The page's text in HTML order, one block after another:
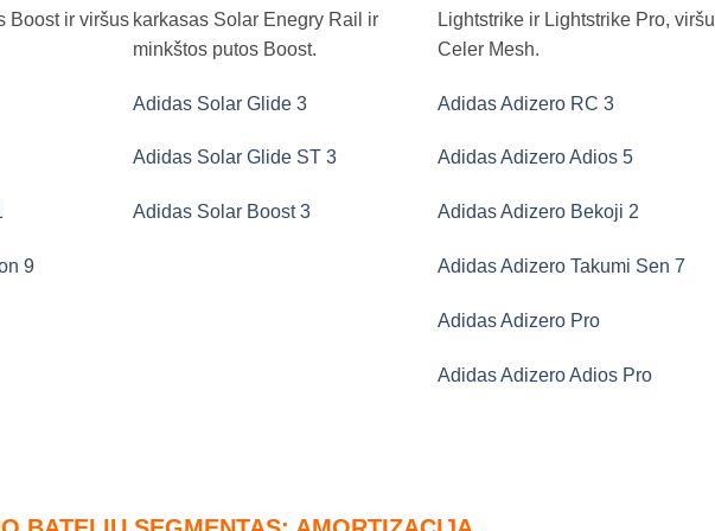
Boost ir viršus
9
karkasas Solar Enegry Rail ir
minkštos putos Boost.
Adidas Solar Glide 3
Adidas Solar Glide ST 3
Adidas Solar Boost 3
Lightstrike ir Lightstrike Pro,
Celer Mesh.
Adidas Adizero RC 3
Adidas Adizero Adios 5
Adidas Adizero Bekoji 2
Adidas Adizero Takumi Sen 7
Adidas Adizero Pro
Adidas Adizero Adios Pro